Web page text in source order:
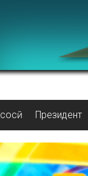
Президент